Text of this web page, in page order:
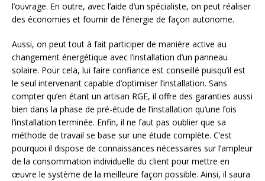
l’ouvrage. En outre, avec l’aide d’un spécialiste, on peut réaliser
des économies et fournir de l’énergie de façon autonome.
Aussi, on peut tout à fait participer de manière active au
changement énergétique avec l’installation d’un panneau
solaire. Pour cela, lui faire confiance est conseillé puisqu’il est
le seul intervenant capable d’optimiser l’installation. Sans
compter qu’en étant un artisan RGE, il offre des garanties aussi
bien dans la phase de pré-étude de l’installation qu’une fois
l’installation terminée. Enfin, il ne faut pas oublier que sa
méthode de travail se base sur une étude complète. C’est
pourquoi il dispose de connaissances nécessaires sur l’ampleur
de la consommation individuelle du client pour mettre en
œuvre le système de la meilleure façon possible. Ainsi, il saura